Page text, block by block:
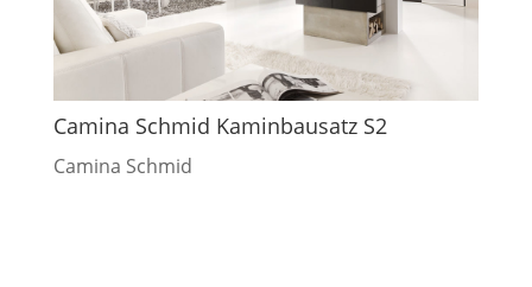
Camina Schmid Kaminbausatz S2
Camina Schmid